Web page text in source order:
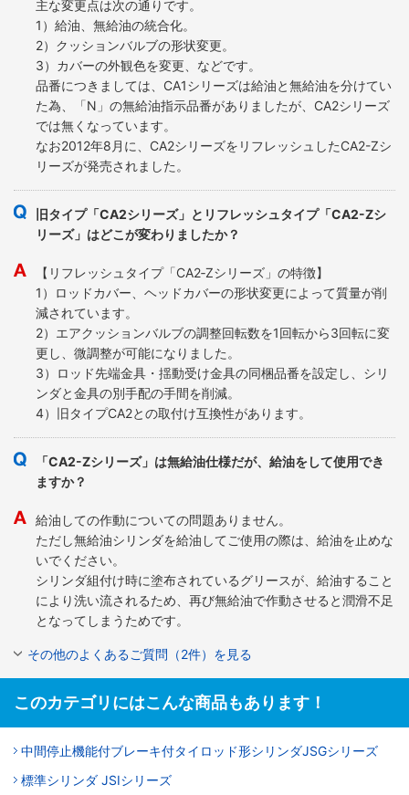
主な変更点は次の通りです。
1）給油、無給油の統合化。
2）クッションバルブの形状変更。
3）カバーの外観色を変更、などです。
品番につきましては、CA1シリーズは給油と無給油を分けてい
た為、「N」の無給油指示品番がありましたが、CA2シリーズ
では無くなっています。
なお2012年8月に、CA2シリーズをリフレッシュしたCA2-Zシ
リーズが発売されました。
旧タイプ「CA2シリーズ」とリフレッシュタイプ「CA2-Zシ
リーズ」はどこが変わりましたか？
【リフレッシュタイプ「CA2‐Zシリーズ」の特徴】
1）ロッドカバー、ヘッドカバーの形状変更によって質量が削
減されています。
2）エアクッションバルブの調整回転数を1回転から3回転に変
更し、微調整が可能になりました。
3）ロッド先端金具・揺動受け金具の同梱品番を設定し、シリ
ンダと金具の別手配の手間を削減。
4）旧タイプCA2との取付け互換性があります。
「CA2-Zシリーズ」は無給油仕様だが、給油をして使用でき
ますか？
給油しての作動についての問題ありません。
ただし無給油シリンダを給油してご使用の際は、給油を止めな
いでください。
シリンダ組付け時に塗布されているグリースが、給油すること
により洗い流されるため、再び無給油で作動させると潤滑不足
となってしまうためです。
その他のよくあるご質問（2件）を見る
このカテゴリにはこんな商品もあります！
中間停止機能付ブレーキ付タイロッド形シリンダJSGシリーズ
標準シリンダ JSIシリーズ